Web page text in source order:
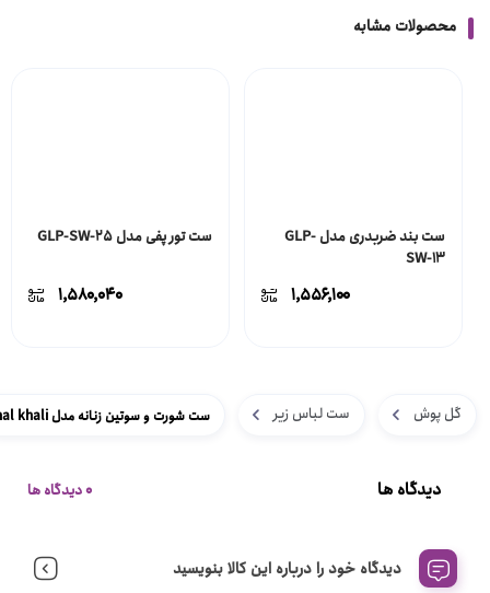
محصولات مشابه
ست بند ضربدری مدل GLP-
SW-13
۱,۵۵۶,۱۰۰
ست تور پفی مدل GLP-SW-25
۱,۵۸۰,۰۴۰
گل پوش ست لباس زیر ست شورت و سوتین زنانه مدل khal khali
دیدگاه ها 0 دیدگاه ها
دیدگاه خود را درباره این کالا بنویسید